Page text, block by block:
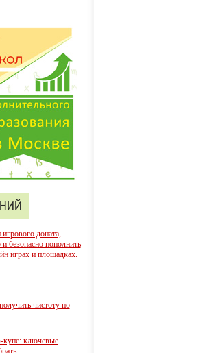
доната,
безопасно пополнить
играх и площадках.
чистоту по
ключевые